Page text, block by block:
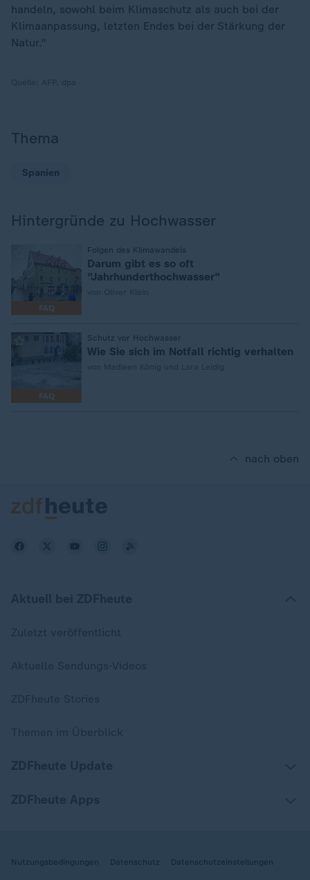
handeln, sowohl beim Klimaschutz als auch bei der
Klimaanpassung, letzten Endes bei der Stärkung der
Natur."
Thema
Spanien
Hintergründe zu Hochwasser
FAQ
Folgen des Klimawandels
Darum gibt es so oft
"Jahrhunderthochwasser"
FAQ
Schutz vor Hochwasser
Wie Sie sich im Notfall richtig verhalten
nach oben
Nutzungsbedingungen Datenschutz Datenschutzeinstellungen